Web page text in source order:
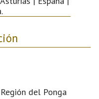
Región del Ponga